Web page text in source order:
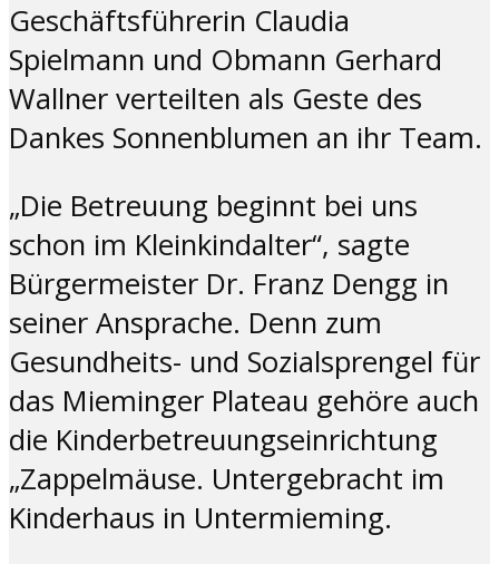
Geschäftsführerin Claudia
Spielmann und Obmann Gerhard
Wallner verteilten als Geste des
Dankes Sonnenblumen an ihr Team.
„Die Betreuung beginnt bei uns
schon im Kleinkindalter“, sagte
Bürgermeister Dr. Franz Dengg in
seiner Ansprache. Denn zum
Gesundheits- und Sozialsprengel für
das Mieminger Plateau gehöre auch
die Kinderbetreuungseinrichtung
„Zappelmäuse. Untergebracht im
Kinderhaus in Untermieming.